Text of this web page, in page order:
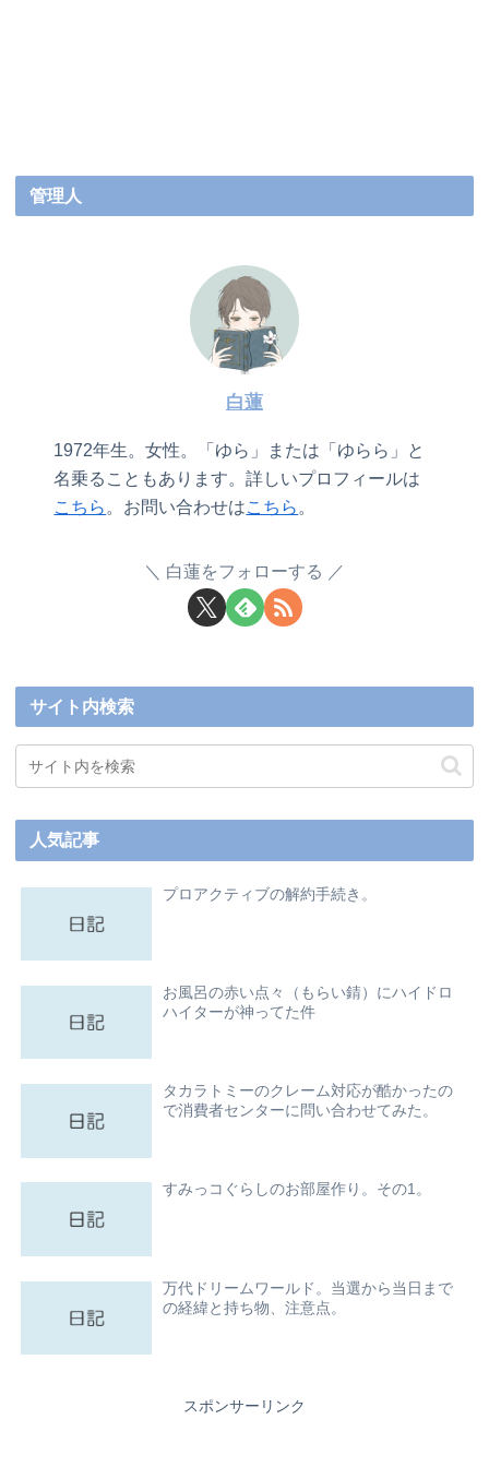
管理人
白蓮
1972年生。女性。「ゆら」または「ゆらら」と
名乗ることもあります。詳しいプロフィールは
こちら 。お問い合わせはこちら 。
白蓮をフォローする
サイト内検索
人気記事
プロアクティブの解約手続き。
お風呂の赤い点々（もらい錆）にハイドロ
ハイターが神ってた件
タカラトミーのクレーム対応が酷かったの
で消費者センターに問い合わせてみた。
すみっコぐらしのお部屋作り。その1。
万代ドリームワールド。当選から当日まで
の経緯と持ち物、注意点。
スポンサーリンク